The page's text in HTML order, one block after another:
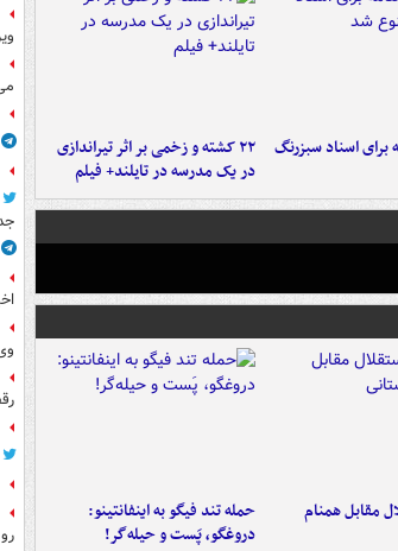
برای اسناد سبزرنگ
۲۲ کشته و زخمی بر اثر تیراندازی
در یک مدرسه در تایلند+ فیلم
مقابل همنام
حمله تند فیگو به اینفانتینو:
دروغگو، پَست‌ و حیله‌گر!